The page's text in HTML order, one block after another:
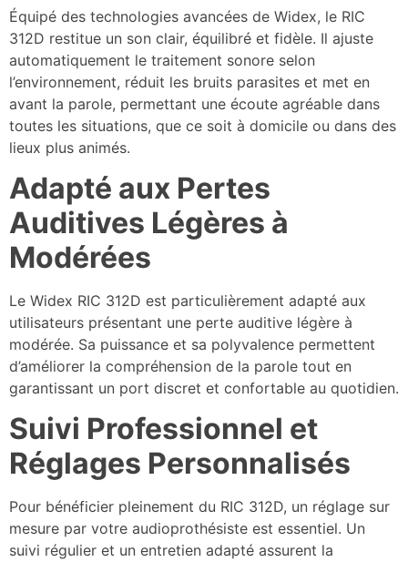
Équipé des technologies avancées de Widex, le RIC
312D restitue un son clair, équilibré et fidèle. Il ajuste
automatiquement le traitement sonore selon
l’environnement, réduit les bruits parasites et met en
avant la parole, permettant une écoute agréable dans
toutes les situations, que ce soit à domicile ou dans des
lieux plus animés.
Adapté aux Pertes
Auditives Légères à
Modérées
Le Widex RIC 312D est particulièrement adapté aux
utilisateurs présentant une perte auditive légère à
modérée. Sa puissance et sa polyvalence permettent
d’améliorer la compréhension de la parole tout en
garantissant un port discret et confortable au quotidien.
Suivi Professionnel et
Réglages Personnalisés
Pour bénéficier pleinement du RIC 312D, un réglage sur
mesure par votre audioprothésiste est essentiel. Un
suivi régulier et un entretien adapté assurent la